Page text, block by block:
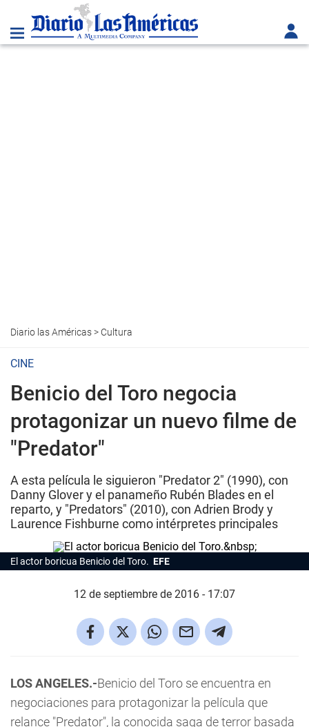
Diario las Américas> Cultura
CINE
Benicio del Toro negocia
protagonizar un nuevo filme de
"Predator"
A esta película le siguieron "Predator 2" (1990), con
Danny Glover y el panameño Rubén Blades en el
reparto, y "Predators" (2010), con Adrien Brody y
Laurence Fishburne como intérpretes principales
El actor boricua Benicio del Toro. EFE
12 de septiembre de 2016 - 17:07
LOS ANGELES.-Benicio del Toro se encuentra en
negociaciones para protagonizar la película que
relance "Predator", la conocida saga de terror basada